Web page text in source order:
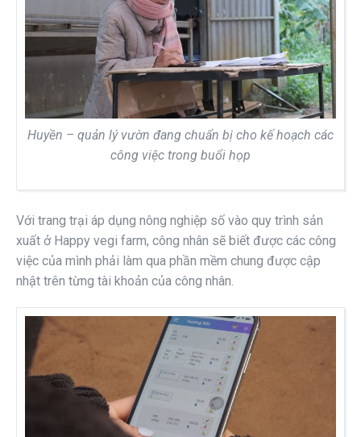
Huyền – quản lý vườn đang chuẩn bị cho kế hoạch các
công việc trong buổi họp
Với trang trại áp dụng nông nghiệp số vào quy trình sản
xuất ở Happy vegi farm, công nhân sẽ biết được các công
việc của mình phải làm qua phần mềm chung được cập
nhật trên từng tài khoản của công nhân.